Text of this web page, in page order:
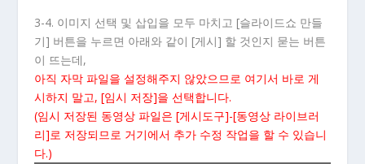
3-4. 이미지 선택 및 삽입을 모두 마치고 [슬라이드쇼 만들
기] 버튼을 누르면 아래와 같이 [게시] 할 것인지 묻는 버튼
이 뜨는데,
아직 자막 파일을 설정해주지 않았으므로 여기서 바로 게
시하지 말고, [임시 저장]을 선택합니다.
(임시 저장된 동영상 파일은 [게시도구]-[동영상 라이브러
리]로 저장되므로 거기에서 추가 수정 작업을 할 수 있습니
다.)